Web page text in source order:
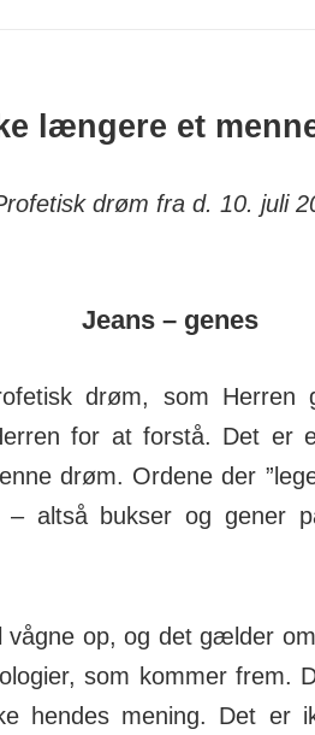
længere et
drøm fra d. 10. juli
Jeans – genes
drøm, som Herren
for at forstå. Det er
drøm. Ordene der
– altså bukser og gener
vågne op, og det gælder
som kommer frem.
hendes mening. Det er